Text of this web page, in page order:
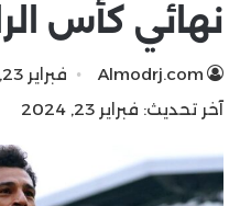
نهائي كأس
Almodrj.com
فبراير 23, 2024
آخر تحديث: فبراير 23, 2024